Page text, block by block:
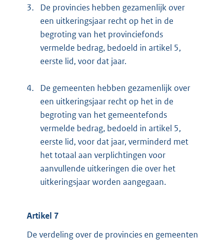
3.
De provincies hebben gezamenlijk over
een uitkeringsjaar recht op het in de
begroting van het provinciefonds
vermelde bedrag, bedoeld in artikel 5,
eerste lid, voor dat jaar.
4.
De gemeenten hebben gezamenlijk over
een uitkeringsjaar recht op het in de
begroting van het gemeentefonds
vermelde bedrag, bedoeld in artikel 5,
eerste lid, voor dat jaar, verminderd met
het totaal aan verplichtingen voor
aanvullende uitkeringen die over het
uitkeringsjaar worden aangegaan.
Artikel 7
De verdeling over de provincies en gemeenten